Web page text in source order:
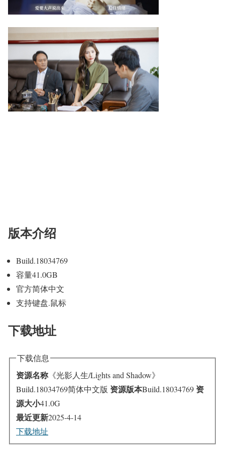
版本介绍
Build.18034769
容量41.0GB
官方简体中文
支持键盘.鼠标
下载地址
下载信息
资源名称 《光影人生/Lights and Shadow》
Build.18034769简体中文版 资源版本Build.18034769 资
源大小41.0G
最近更新2025-4-14
下载地址